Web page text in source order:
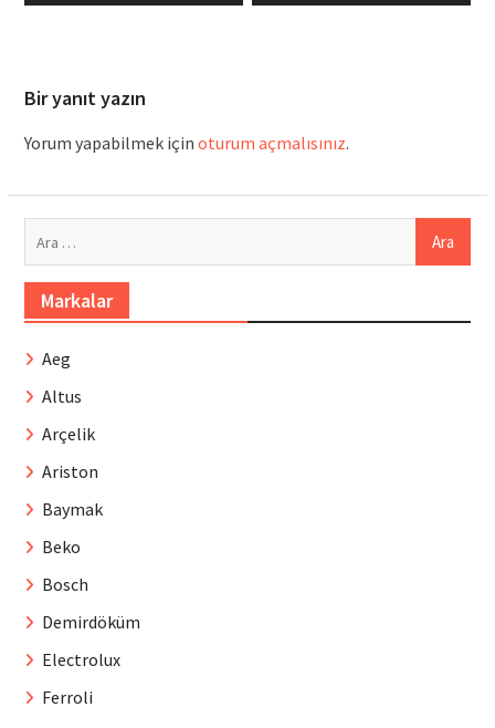
Bir yanıt yazın
Yorum yapabilmek için oturum açmalısınız.
Markalar
Aeg
Altus
Arçelik
Ariston
Baymak
Beko
Bosch
Demirdöküm
Electrolux
Ferroli